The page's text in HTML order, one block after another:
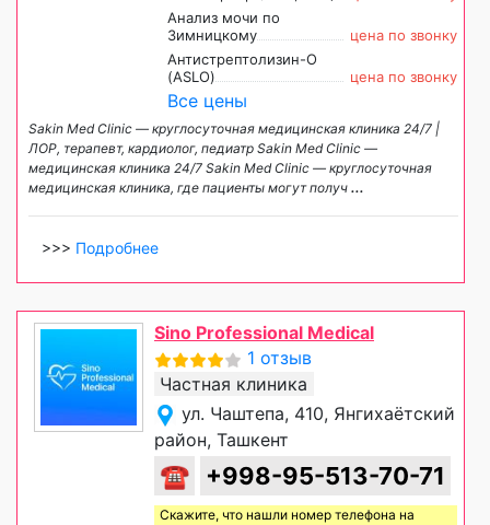
Анализ мочи по
Зимницкому
цена по звонку
Антистрептолизин-О
(ASLO)
цена по звонку
Все цены
Sakin Med Clinic — круглосуточная медицинская клиника 24/7 |
ЛОР, терапевт, кардиолог, педиатр Sakin Med Clinic —
медицинская клиника 24/7 Sakin Med Clinic — круглосуточная
медицинская клиника, где пациенты могут получ ...
>>> Подробнее
Sino Professional Medical
1 отзыв
Частная клиника
ул. Чаштепа, 410, Янгихаётский
район, Ташкент
☎ +998-95-513-70-71
Скажите, что нашли номер телефона на